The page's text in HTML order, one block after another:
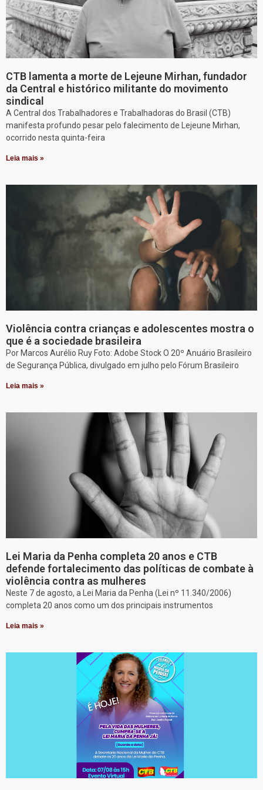
CTB lamenta a morte de Lejeune Mirhan, fundador
da Central e histórico militante do movimento
sindical
A Central dos Trabalhadores e Trabalhadoras do Brasil (CTB)
manifesta profundo pesar pelo falecimento de Lejeune Mirhan,
ocorrido nesta quinta-feira
Leia mais »
Violência contra crianças e adolescentes mostra o
que é a sociedade brasileira
Por Marcos Aurélio Ruy Foto: Adobe Stock O 20º Anuário Brasileiro
de Segurança Pública, divulgado em julho pelo Fórum Brasileiro
Leia mais »
Lei Maria da Penha completa 20 anos e CTB
defende fortalecimento das políticas de combate à
violência contra as mulheres
Neste 7 de agosto, a Lei Maria da Penha (Lei nº 11.340/2006)
completa 20 anos como um dos principais instrumentos
Leia mais »